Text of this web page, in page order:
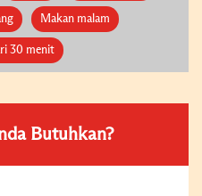
Makan malam
30 menit
Butuhkan?